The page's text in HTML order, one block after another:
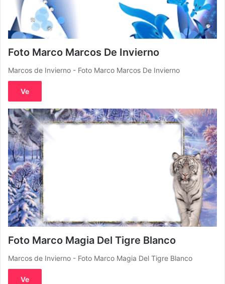
Foto Marco Marcos De Invierno
Marcos de Invierno - Foto Marco Marcos De Invierno
Ve
Foto Marco Magia Del Tigre Blanco
Marcos de Invierno - Foto Marco Magia Del Tigre Blanco
Ve